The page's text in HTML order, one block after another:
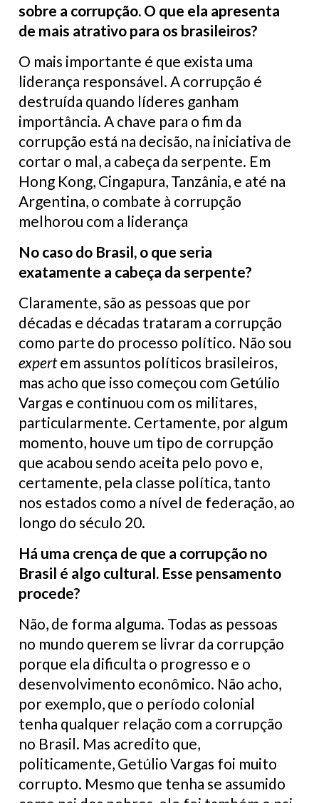
sobre a corrupção. O que ela apresenta
de mais atrativo para os brasileiros?
O mais importante é que exista uma
liderança responsável. A corrupção é
destruída quando líderes ganham
importância. A chave para o fim da
corrupção está na decisão, na iniciativa de
cortar o mal, a cabeça da serpente. Em
Hong Kong, Cingapura, Tanzânia, e até na
Argentina, o combate à corrupção
melhorou com a liderança
No caso do Brasil, o que seria
exatamente a cabeça da serpente?
Claramente, são as pessoas que por
décadas e décadas trataram a corrupção
como parte do processo político. Não sou
expertem assuntos políticos brasileiros,
mas acho que isso começou com Getúlio
Vargas e continuou com os militares,
particularmente. Certamente, por algum
momento, houve um tipo de corrupção
que acabou sendo aceita pelo povo e,
certamente, pela classe política, tanto
nos estados como a nível de federação, ao
longo do século 20.
Há uma crença de que a corrupção no
Brasil é algo cultural. Esse pensamento
procede?
Não, de forma alguma. Todas as pessoas
no mundo querem se livrar da corrupção
porque ela dificulta o progresso e o
desenvolvimento econômico. Não acho,
por exemplo, que o período colonial
tenha qualquer relação com a corrupção
no Brasil. Mas acredito que,
politicamente, Getúlio Vargas foi muito
corrupto. Mesmo que tenha se assumido